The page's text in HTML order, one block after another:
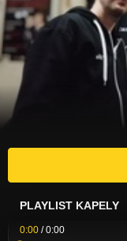
PLAYLIST KAPELY
0:00 /0:00